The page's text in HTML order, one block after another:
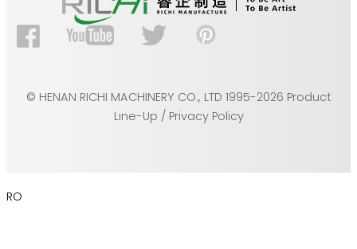
© HENAN RICHI MACHINERY CO., LTD 1995-2026 Product
Line-Up / Privacy Policy
RO